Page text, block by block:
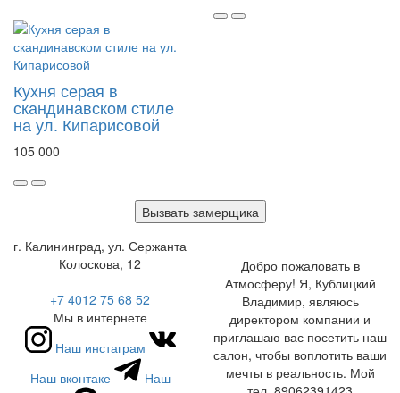
Кухня серая в
скандинавском стиле
на ул. Кипарисовой
105 000
Вызвать замерщика
г. Калининград, ул. Сержанта
Колоскова, 12
+7 4012 75 68 52
Мы в интернете
Наш инстаграм
Наш вконтаке
Наш
Добро пожаловать в
Атмосферу! Я, Кублицкий
Владимир, являюсь
директором компании и
приглашаю вас посетить наш
салон, чтобы воплотить ваши
мечты в реальность. Мой